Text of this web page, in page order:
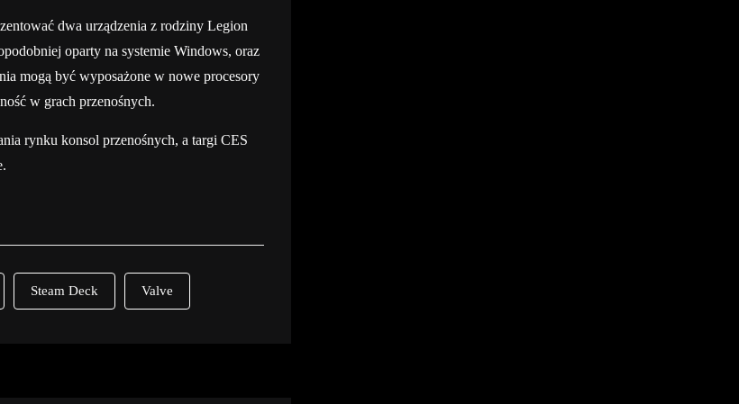
dwa urządzenia z rodziny Legion
oparty na systemie Windows, oraz
mogą być wyposażone w nowe procesory
w grach przenośnych.
rynku konsol przenośnych, a targi CES
Steam Deck Valve